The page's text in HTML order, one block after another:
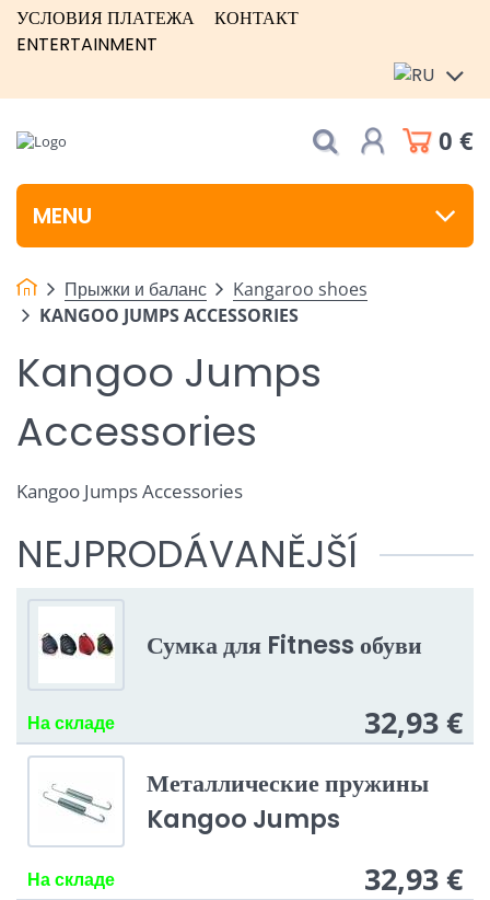
УСЛОВИЯ ПЛАТЕЖА
КОНТАКТ
ENTERTAINMENT
0 €
MENU
Прыжки и баланс
Kangaroo shoes
KANGOO JUMPS ACCESSORIES
Kangoo Jumps
Accessories
Kangoo Jumps Accessories
NEJPRODÁVANĚJŠÍ
Сумка для Fitness обуви
На складе 32,93 €
Металлические пружины
Kangoo Jumps
На складе 32,93 €